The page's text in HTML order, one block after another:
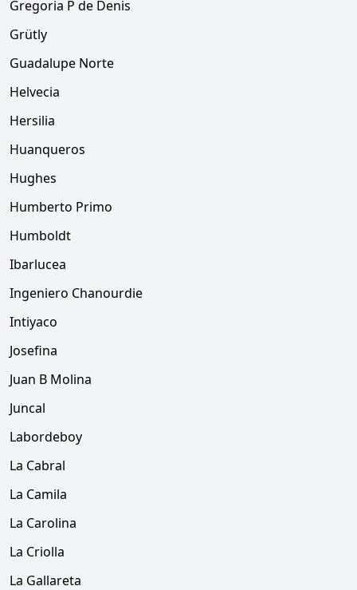
Gregoria P de Denis
Grütly
Guadalupe Norte
Helvecia
Hersilia
Huanqueros
Hughes
Humberto Primo
Humboldt
Ibarlucea
Ingeniero Chanourdie
Intiyaco
Josefina
Juan B Molina
Juncal
Labordeboy
La Cabral
La Camila
La Carolina
La Criolla
La Gallareta